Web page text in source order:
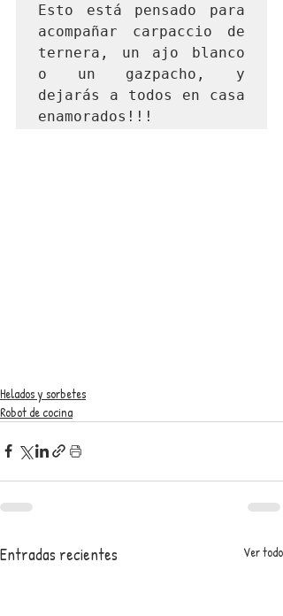
Esto está pensado para
acompañar carpaccio de
ternera, un ajo blanco
o un gazpacho, y
dejarás a todos en casa
enamorados!!!
Helados y sorbetes
Robot de cocina
Entradas recientes Ver todo